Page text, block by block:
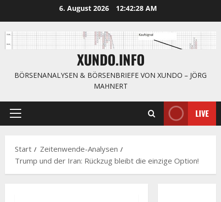
springen
6. August 2026 12:42:30 AM
XUNDO.INFO
BÖRSENANALYSEN & BÖRSENBRIEFE VON XUNDO – JÖRG
MAHNERT
Primäres
LIVE
Start
Zeitenwende-Analysen
Trump und der Iran: Rückzug bleibt die einzige Option!